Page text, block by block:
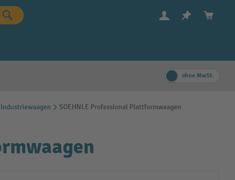
ohne MwSt.
SOEHNLE Professional Plattformwaagen